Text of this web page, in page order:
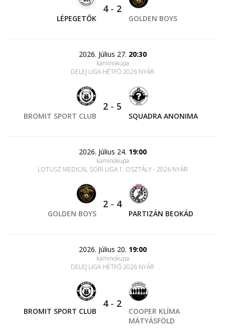
LÉPEGETŐK
4- 2
GOLDEN BOYS
2026. Július 27. 20:30
kaminokupa
DELEJ LIGA HÉTFŐ 2026 NYÁR
BROMIT SPORT CLUB
2 - 5
SQUADRA ANONIMA
2026. Július 24. 19:00
kaminokupa
LOTUSZ MEDICAL SORI LIGA 1. OSZTÁLY - 2026 NYÁR
GOLDEN BOYS
2 - 4
PARTIZÁN BEOKÁD
2026. Július 20. 19:00
kaminokupa
DELEJ LIGA HÉTFŐ 2026 NYÁR
BROMIT SPORT CLUB
4- 2
COOPER KLÍMA
MÁTYÁSFÖLD